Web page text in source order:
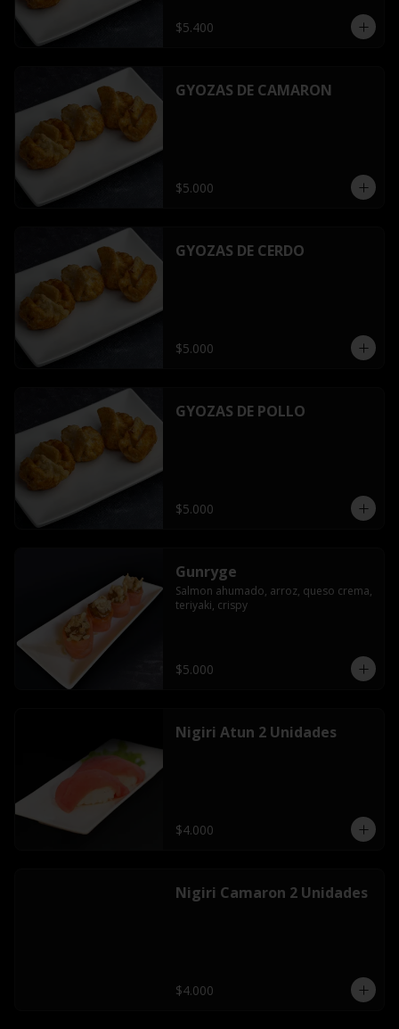
$5.400
GYOZAS DE CAMARON
$5.000
GYOZAS DE CERDO
$5.000
GYOZAS DE POLLO
$5.000
Gunryge
Salmon ahumado, arroz, queso crema,
teriyaki, crispy
$5.000
Nigiri Atun 2 Unidades
$4.000
Nigiri Camaron 2 Unidades
$4.000